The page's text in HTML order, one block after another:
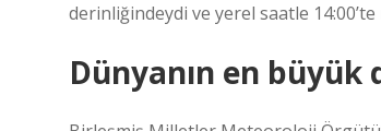
derinliğindeydi ve yerel saatle
Dünyanın en büyük